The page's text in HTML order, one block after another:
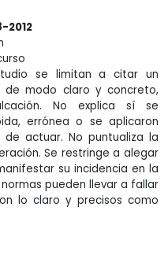
2012
se limitan a citar un
de modo claro y concreto,
No explica sí se
errónea o se aplicaron
actuar. No puntualiza la
Se restringe a alegar
su incidencia en la
pueden llevar a fallar
lo claro y precisos como